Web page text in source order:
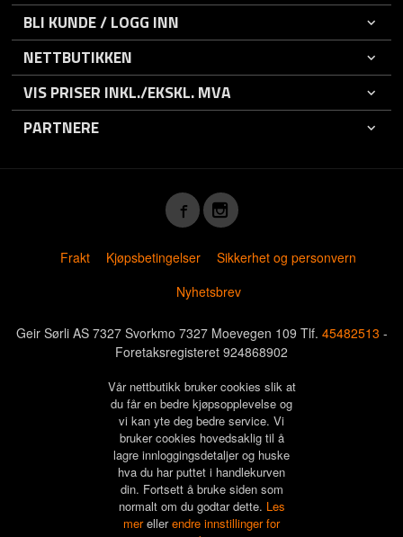
BLI KUNDE / LOGG INN
NETTBUTIKKEN
VIS PRISER INKL./EKSKL. MVA
PARTNERE
Frakt Kjøpsbetingelser
Sikkerhet og personvern
Nyhetsbrev
Geir Sørli AS 7327 Svorkmo 7327 Moevegen 109 Tlf. 45482513 -
Foretaksregisteret 924868902
Vår nettbutikk bruker cookies slik at
du får en bedre kjøpsopplevelse og
vi kan yte deg bedre service. Vi
bruker cookies hovedsaklig til å
lagre innloggingsdetaljer og huske
hva du har puttet i handlekurven
din. Fortsett å bruke siden som
normalt om du godtar dette. Les
merellerendre innstillinger for